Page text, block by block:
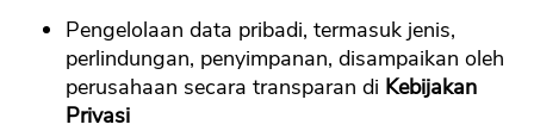
Pengelolaan data pribadi, termasuk jenis,
perlindungan, penyimpanan, disampaikan oleh
perusahaan secara transparan di Kebijakan
Privasi